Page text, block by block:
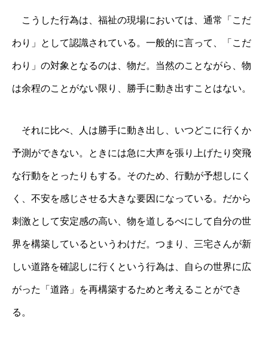
こうした行為は、福祉の現場においては、通常「こだ
わり」として認識されている。一般的に言って、「こだ
わり」の対象となるのは、物だ。当然のことながら、物
は余程のことがない限り、勝手に動き出すことはない。
それに比べ、人は勝手に動き出し、いつどこに行くか
予測ができない。ときには急に大声を張り上げたり突飛
な行動をとったりもする。そのため、行動が予想しにく
く、不安を感じさせる大きな要因になっている。だから
刺激として安定感の高い、物を道しるべにして自分の世
界を構築しているというわけだ。つまり、三宅さんが新
しい道路を確認しに行くという行為は、自らの世界に広
がった「道路」を再構築するためと考えることができ
る。